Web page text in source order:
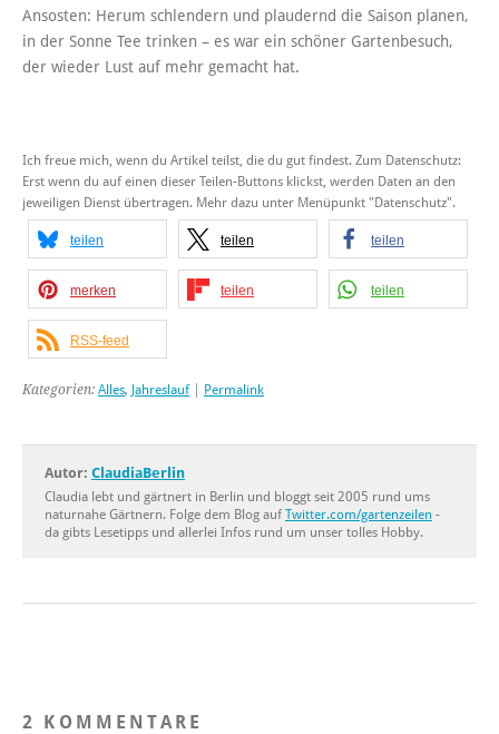
Ansosten: Herum schlendern und plaudernd die Saison planen,
in der Sonne Tee trinken – es war ein schöner Gartenbesuch,
der wieder Lust auf mehr gemacht hat.
Ich freue mich, wenn du Artikel teilst, die du gut findest. Zum Datenschutz:
Erst wenn du auf einen dieser Teilen-Buttons klickst, werden Daten an den
jeweiligen Dienst übertragen. Mehr dazu unter Menüpunkt "Datenschutz".
teilen teilen teilen
merken teilen teilen
RSS-feed
Kategorien: Alles, Jahreslauf| Permalink
Autor: ClaudiaBerlin
Claudia lebt und gärtnert in Berlin und bloggt seit 2005 rund ums
naturnahe Gärtnern. Folge dem Blog aufTwitter.com/gartenzeilen -
da gibts Lesetipps und allerlei Infos rund um unser tolles Hobby.
2 KOMMENTARE